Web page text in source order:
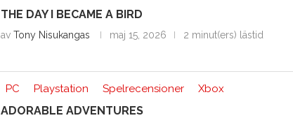
THE DAY I BECAME A BIRD
av Tony Nisukangas maj 15, 2026 2 minut(ers) lästid
PC Playstation Spelrecensioner Xbox
ADORABLE ADVENTURES